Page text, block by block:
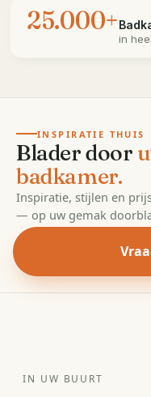
25.000+
in heel
EDITIE2026· 55 pagina's
INSPIRATIE THUIS
Blader door
badkamer.
Inspiratie, stijlen en
— op uw gemak
IN UW BUURT